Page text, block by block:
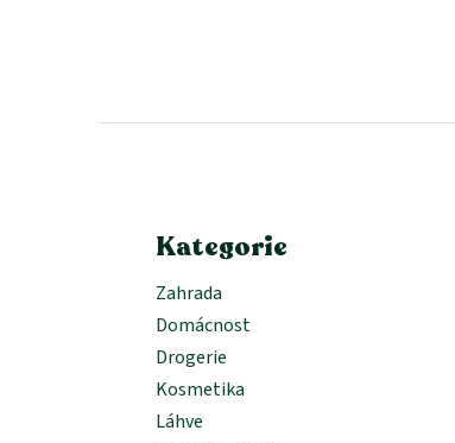
Kategorie
Zahrada
Domácnost
Drogerie
Kosmetika
Láhve